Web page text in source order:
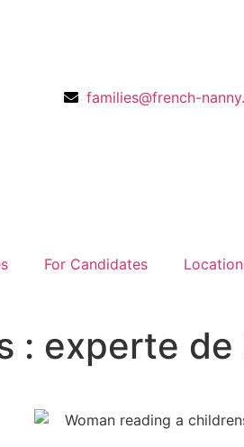
families@french-
For Candidates
: experte